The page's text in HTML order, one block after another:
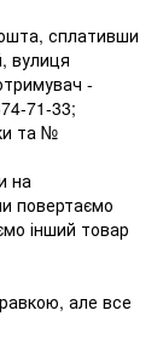
сплативши
вулиця
-
71-33;
та №
на
повертаємо
інший товар
але все